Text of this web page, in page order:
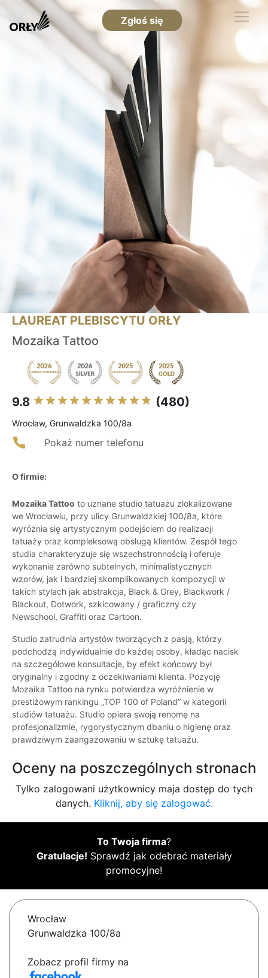
Zgłoś się
LAUREAT PLEBISCYTU ORŁY
Mozaika Tattoo
9.8 (480)
Wrocław, Grunwaldzka 100/8a
Pokaż numer telefonu
O firmie:
Mozaika Tattoo to uznane studio tatuażu zlokalizowane
we Wrocławiu, przy ulicy Grunwaldzkiej 100/8a, które
wyróżnia się artystycznym podejściem do realizacji
tatuaży oraz kompleksową obsługą klientów. Zespół tego
studia charakteryzuje się wszechstronnością i oferuje
wykonanie zarówno subtelnych, minimalistycznych
wzorów, jak i bardziej skomplikowanych kompozycji w
takich stylach jak abstrakcja, Black & Grey, Blackwork /
Blackout, Dotwork, szkicowany / graficzny czy
Newschool, Graffiti oraz Cartoon.
Studio zatrudnia artystów tworzących z pasją, którzy
podchodzą indywidualnie do każdej osoby, kładąc nacisk
na szczegółowe konsultacje, by efekt końcowy był
oryginalny i zgodny z oczekiwaniami klienta. Pozycję
Mozaika Tattoo na rynku potwierdza wyróżnienie w
prestiżowym rankingu „TOP 100 of Poland” w kategorii
studiów tatuażu. Studio opiera swoją renomę na
profesjonalizmie, rygorystycznym dbaniu o higienę oraz
prawdziwym zaangażowaniu w sztukę tatuażu.
Oceny na poszczególnych stronach
Tylko zalogowani użytkownicy maja dostęp do tych
danych. Kliknij, aby się zalogować.
To Twoja firma?
Gratulacje! Sprawdź jak odebrać materiały
promocyjne!
Wrocław
Grunwaldzka 100/8a
Zobacz profil firmy na